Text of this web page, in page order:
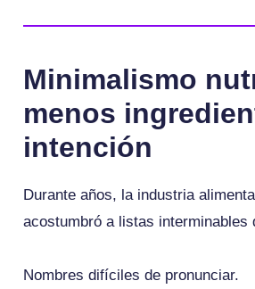
Minimalismo
menos
intención
Durante años, la industria
acostumbró a listas interminables
Nombres difíciles de pronunciar.